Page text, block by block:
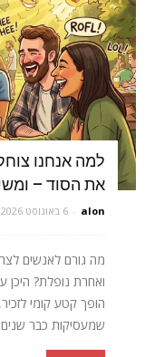
למה אנחנו
את הסוד –
alon
- 6 באוגוסט 2026
מה גורם לאנשים
ואחרת נופלת? היכן
הופך קטע קומי
שמעסיקות כבר